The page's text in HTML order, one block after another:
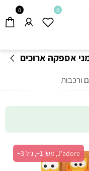
אספקה ארוכים
0 0
ורכבות
J'adore, מש' 1+, גיל 3+